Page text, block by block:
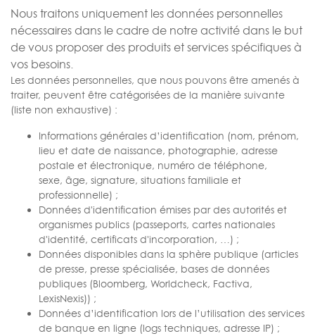
Nous traitons uniquement les données personnelles
nécessaires dans le cadre de notre activité dans le but
de vous proposer des produits et services spécifiques à
vos besoins.
Les données personnelles, que nous pouvons être amenés à
traiter, peuvent être catégorisées de la manière suivante
(liste non exhaustive) :
Informations générales d’identification (nom, prénom,
lieu et date de naissance, photographie, adresse
postale et électronique, numéro de téléphone,
sexe, âge, signature, situations familiale et
professionnelle) ;
Données d'identification émises par des autorités et
organismes publics (passeports, cartes nationales
d'identité, certificats d'incorporation, …) ;
Données disponibles dans la sphère publique (articles
de presse, presse spécialisée, bases de données
publiques (Bloomberg, Worldcheck, Factiva,
LexisNexis)) ;
Données d’identification lors de l’utilisation des services
de banque en ligne (logs techniques, adresse IP) ;